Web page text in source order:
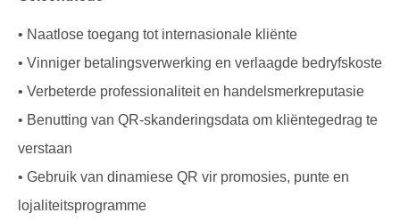
• Naatlose toegang tot internasionale kliënte
• Vinniger betalingsverwerking en verlaagde bedryfskoste
• Verbeterde professionaliteit en handelsmerkreputasie
• Benutting van QR-skanderingsdata om kliëntegedrag te
verstaan
• Gebruik van dinamiese QR vir promosies, punte en
lojaliteitsprogramme